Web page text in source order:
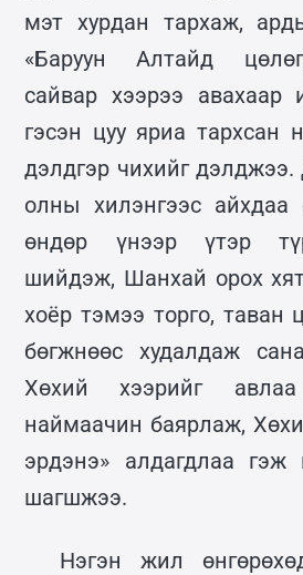
мэт хурдан тархаж,
«Баруун Алтайд
сайвар хээрээ авахаар
гэсэн цуу яриа тархсан
дэлдгэр чихийг
олны хилэнгээс айхдаа
өндөр үнээр үтэр
шийдэж, Шанхай орох
хоёр тэмээ торго, таван
бөгжнөөс худалдаж
Хөхий хээрийг
наймаачин баярлаж,
эрдэнэ» алдагдлаа гэж
шагшжээ.
Нэгэн жил